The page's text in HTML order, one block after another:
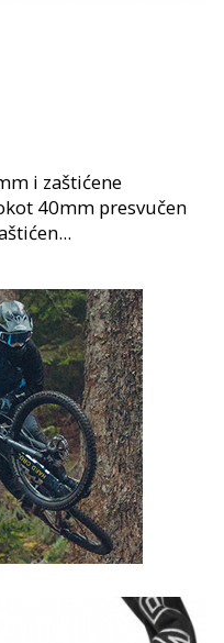
i zaštićene
40mm presvučen